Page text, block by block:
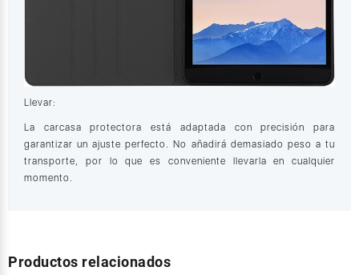
Llevar:
La carcasa protectora está adaptada con precisión para
garantizar un ajuste perfecto. No añadirá demasiado peso a tu
transporte, por lo que es conveniente llevarla en cualquier
momento.
Productos relacionados